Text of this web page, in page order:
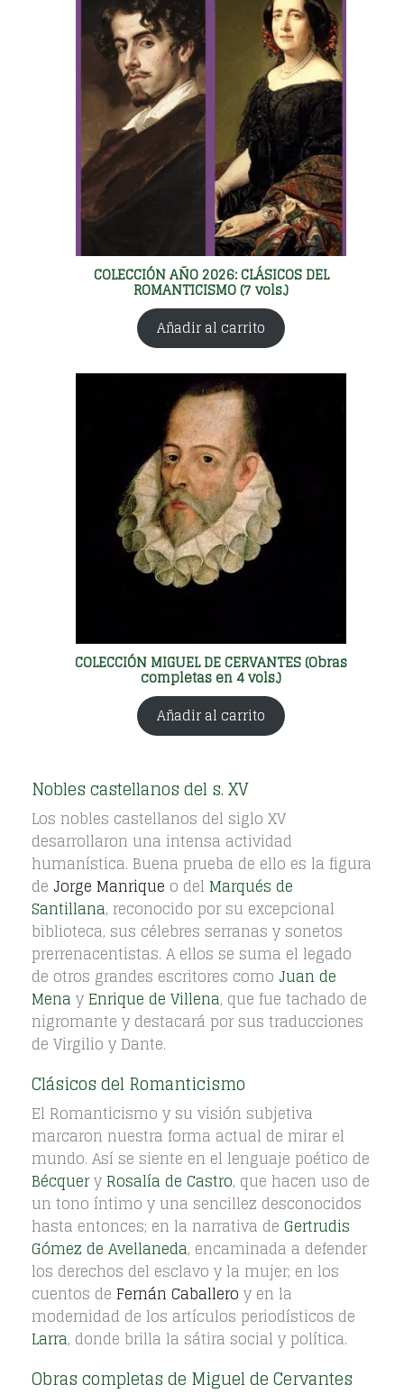
COLECCIÓN AÑO 2026: CLÁSICOS DEL
ROMANTICISMO (7 vols.)
Añadir al carrito
COLECCIÓN MIGUEL DE CERVANTES (Obras
completas en 4 vols.)
Añadir al carrito
Nobles castellanos del s. XV
Los nobles castellanos del siglo XV
desarrollaron una intensa actividad
humanística. Buena prueba de ello es la figura
de Jorge Manrique o del Marqués de
Santillana, reconocido por su excepcional
biblioteca, sus célebres serranas y sonetos
prerrenacentistas. A ellos se suma el legado
de otros grandes escritores como Juan de
Mena yEnrique de Villena, que fue tachado de
nigromante y destacará por sus traducciones
de Virgilio y Dante.
Clásicos del Romanticismo
El Romanticismo y su visión subjetiva
marcaron nuestra forma actual de mirar el
mundo. Así se siente en el lenguaje poético de
BécqueryRosalía de Castro, que hacen uso de
un tono íntimo y una sencillez desconocidos
hasta entonces; en la narrativa de Gertrudis
Gómez de Avellaneda, encaminada a defender
los derechos del esclavo y la mujer; en los
cuentos de Fernán Caballero y en la
modernidad de los artículos periodísticos de
Larra, donde brilla la sátira social y política.
Obras completas de Miguel de Cervantes